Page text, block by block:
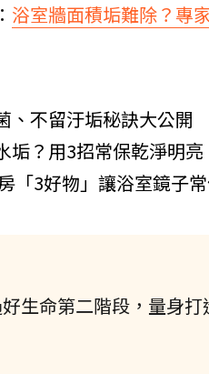
浴室牆面積垢難除？專
、不留汙垢秘訣大公開
垢？用3招常保乾淨明亮
「3好物」讓浴室鏡子
生命第二階段，量身打